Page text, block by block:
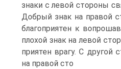
знаки с левой стороны
Добрый знак на правой
благоприятен к
плохой знак на левой
приятен врагу. C другой
на правой сто­